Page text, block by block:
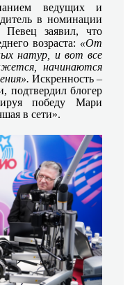
ведущих и
в номинации
Певец заявил, что
возраста: «От
натур, и вот все
начинаются
Искренность –
подтвердил блогер
победу Мари
в сети».